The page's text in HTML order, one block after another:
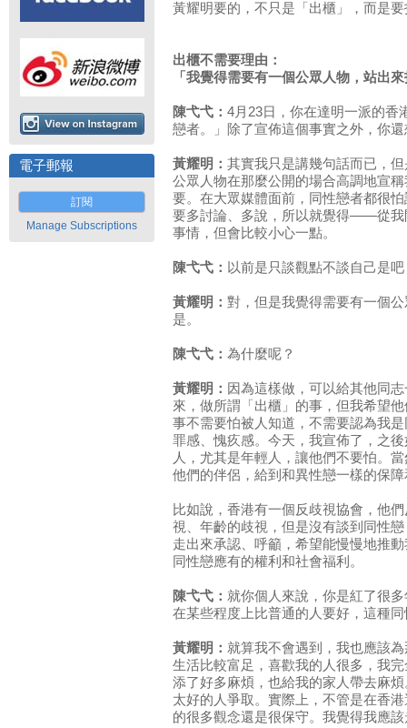
電子郵報
訂閱
Manage Subscriptions
黃耀明要的，不只是「出櫃」，而是
出櫃不需要理由：
「我覺得需要有一個公眾人物，站出
陳弋弋： 4月23日，你在達明一派的香
戀者。」除了宣佈這個事實之外，你
黃耀明： 其實我只是講幾句話而已，
公眾人物在那麼公開的場合高調地宣
要。在大眾媒體面前，同性戀者都很
要多討論、多說，所以就覺得——從我
事情，但會比較小心一點。
陳弋弋： 以前是只談觀點不談自己是吧
黃耀明： 對，但是我覺得需要有一個
是。
陳弋弋： 為什麼呢？
黃耀明： 因為這樣做，可以給其他同
來，做所謂「出櫃」的事，但我希望
事不需要怕被人知道，不需要認為我
罪感、愧疚感。今天，我宣佈了，之
人，尤其是年輕人，讓他們不要怕。
他們的伴侶，給到和異性戀一樣的保
比如說，香港有一個反歧視協會，他
視、年齡的歧視，但是沒有談到同性
走出來承認、呼籲，希望能慢慢地推
同性戀應有的權利和社會福利。
陳弋弋： 就你個人來說，你是紅了很
在某些程度上比普通的人要好，這種
黃耀明： 就算我不會遇到，我也應該
生活比較富足，喜歡我的人很多，我
添了好多麻煩，也給我的家人帶去麻
太好的人爭取。實際上，不管是在香
的很多觀念還是很保守。我覺得我應